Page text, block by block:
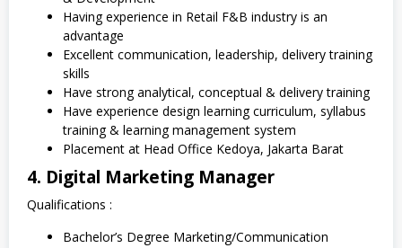
Having experience in Retail F&B industry is an
advantage
Excellent communication, leadership, delivery training
skills
Have strong analytical, conceptual & delivery training
Have experience design learning curriculum, syllabus
training & learning management system
Placement at Head Office Kedoya, Jakarta Barat
4. Digital Marketing Manager
Qualifications :
Bachelor’s Degree Marketing/Communication